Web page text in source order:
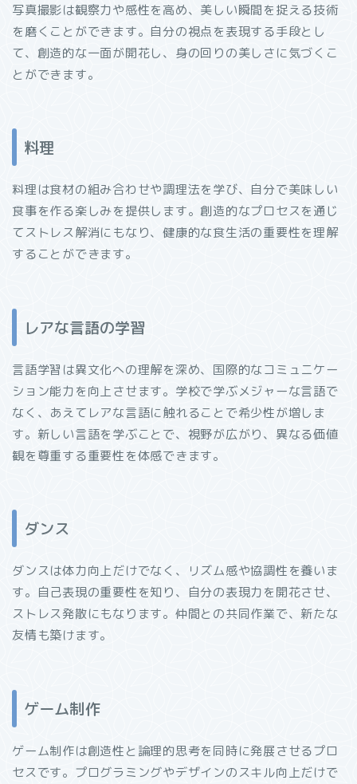
写真撮影は観察力や感性を高め、美しい瞬間を捉える技術
を磨くことができます。自分の視点を表現する手段とし
て、創造的な一面が開花し、身の回りの美しさに気づくこ
とができます。
料理
料理は食材の組み合わせや調理法を学び、自分で美味しい
食事を作る楽しみを提供します。創造的なプロセスを通じ
てストレス解消にもなり、健康的な食生活の重要性を理解
することができます。
レアな言語の学習
言語学習は異文化への理解を深め、国際的なコミュニケー
ション能力を向上させます。学校で学ぶメジャーな言語で
なく、あえてレアな言語に触れることで希少性が増しま
す。新しい言語を学ぶことで、視野が広がり、異なる価値
観を尊重する重要性を体感できます。
ダンス
ダンスは体力向上だけでなく、リズム感や協調性を養いま
す。自己表現の重要性を知り、自分の表現力を開花させ、
ストレス発散にもなります。仲間との共同作業で、新たな
友情も築けます。
ゲーム制作
ゲーム制作は創造性と論理的思考を同時に発展させるプロ
セスです。プログラミングやデザインのスキル向上だけで